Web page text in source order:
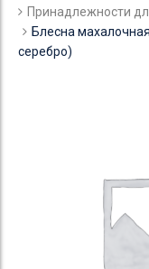
Принадлежности
Блесна
серебро)